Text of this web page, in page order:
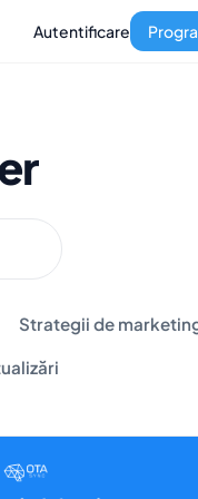
Autentificare
Strategii de